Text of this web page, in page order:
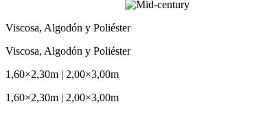
Viscosa, Algodón y Poliéster
Viscosa, Algodón y Poliéster
1,60×2,30m | 2,00×3,00m
1,60×2,30m | 2,00×3,00m